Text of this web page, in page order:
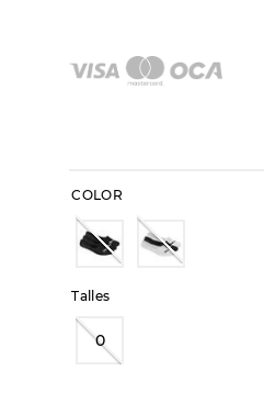
COLOR
Talles
0